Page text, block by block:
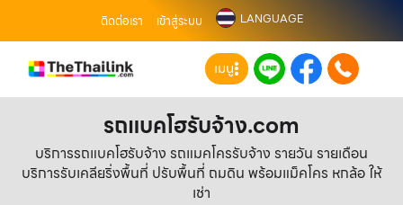
ติดต่อเรา เข้าสู่ระบบ LANGUAGE
เมนู
รถแบคโฮรับจ้าง.com
บริการรถแบคโฮรับจ้าง รถแมคโครรับจ้าง รายวัน รายเดือน
บริการรับเคลียริ่งพื้นที่ ปรับพื้นที่ ถมดิน พร้อมแม็คโคร หกล้อ ให้
เช่า